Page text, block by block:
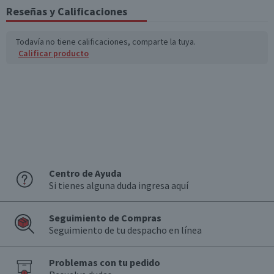
Reseñas y Calificaciones
Todavía no tiene calificaciones, comparte la tuya.
Calificar producto
Centro de Ayuda
Si tienes alguna duda ingresa aquí
Seguimiento de Compras
Seguimiento de tu despacho en línea
Problemas con tu pedido